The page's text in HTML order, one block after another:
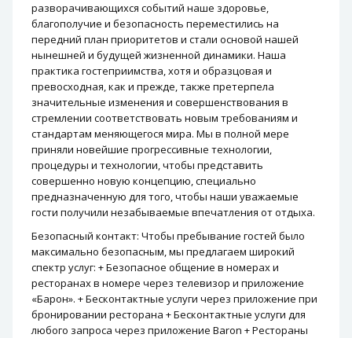
разворачивающихся событий наше здоровье,
благополучие и безопасность переместились на
передний план приоритетов и стали основой нашей
нынешней и будущей жизненной динамики. Наша
практика гостеприимства, хотя и образцовая и
превосходная, как и прежде, также претерпела
значительные изменения и совершенствования в
стремлении соответствовать новым требованиям и
стандартам меняющегося мира. Мы в полной мере
приняли новейшие прогрессивные технологии,
процедуры и технологии, чтобы представить
совершенно новую концепцию, специально
предназначенную для того, чтобы наши уважаемые
гости получили незабываемые впечатления от отдыха.
Безопасный контакт: Чтобы пребывание гостей было
максимально безопасным, мы предлагаем широкий
спектр услуг: + Безопасное общение в номерах и
ресторанах в номере через телевизор и приложение
«Барон». + Бесконтактные услуги через приложение при
бронировании ресторана + Бесконтактные услуги для
любого запроса через приложение Baron + Рестораны